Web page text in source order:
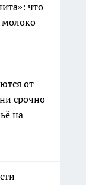
что
от
срочно
на